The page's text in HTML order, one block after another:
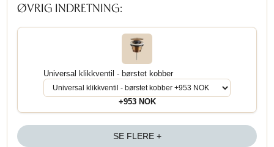
ØVRIG INDRETNING:
Universal klikkventil - børstet kobber
+953 NOK
SE FLERE +